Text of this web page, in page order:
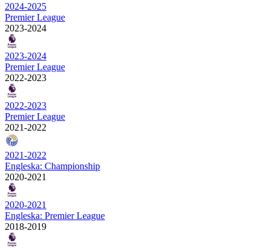
2024-2025
Premier League
2023-2024
2023-2024
Premier League
2022-2023
2022-2023
Premier League
2021-2022
2021-2022
Engleska: Championship
2020-2021
2020-2021
Engleska: Premier League
2018-2019